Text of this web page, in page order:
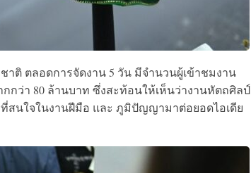
ติ ตลอดการจัดงาน 5 วัน มีจำนวนผู้เข้าชมงาน
กกว่า 80 ล้านบาท ซึ่งสะท้อนให้เห็นว่างานหัตถศิลป์
สนใจในงานฝีมือ และ ภูมิปัญญามาต่อยอดไอเดีย